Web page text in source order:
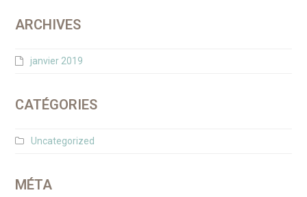
ARCHIVES
janvier 2019
CATÉGORIES
Uncategorized
MÉTA